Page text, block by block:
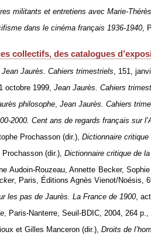
militants et entretiens avec Marie-
dans le cinéma français 1936-1940,
collectifs, des catalogues
Jean Jaurès. Cahiers trimestriels , 151,
octobre 1999, Jean Jaurès. Cahiers
philosophe Jean Jaurès. Cahiers
2000. Cent ans de regards français sur
Prochasson (dir.), Dictionnaire critique
(dir.), Dictionnaire critique de
Audoin-Rouzeau, Annette Becker,
, Paris, Éditions Agnès Vienot/Noésis,
les pas de Jaurès. La France de 1900,
, Paris-Nanterre, Seuil-BDIC, 2004, 264 p.,
et Gilles Manceron (dir.), Droits de